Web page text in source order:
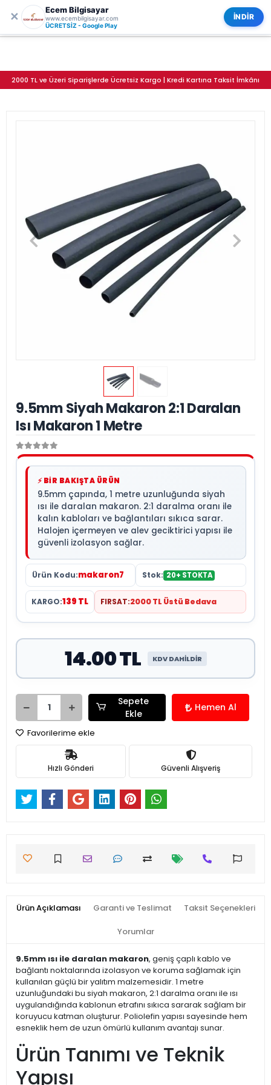
✕
Ecem Bilgisayar
www.ecembilgisayar.com
ÜCRETSİZ - Google Play
İNDİR
2000 TL ve Üzeri Siparişlerde Ücretsiz Kargo | Kredi Kartına Taksit İmkânı
0
9.5mm Siyah Makaron 2:1 Daralan
Isı Makaron 1 Metre
⚡ BİR BAKIŞTA ÜRÜN
9.5mm çapında, 1 metre uzunluğunda siyah
ısı ile daralan makaron. 2:1 daralma oranı ile
kalın kabloları ve bağlantıları sıkıca sarar.
Halojen içermeyen ve alev geciktirici yapısı ile
güvenli izolasyon sağlar.
Ürün Kodu:makaron7 Stok: 20+ STOKTA
KARGO:139 TL FIRSAT:2000 TL Üstü Bedava
14.00 TL KDV DAHİLDİR
Sepete
Ekle
Hemen Al
Favorilerime ekle
Hızlı Gönderi Güvenli Alışveriş
Ürün Açıklaması Garanti ve Teslimat Taksit Seçenekleri
Yorumlar
9.5mm ısı ile daralan makaron, geniş çaplı kablo ve
bağlantı noktalarında izolasyon ve koruma sağlamak için
kullanılan güçlü bir yalıtım malzemesidir. 1 metre
uzunluğundaki bu siyah makaron, 2:1 daralma oranı ile ısı
uygulandığında kablonun etrafını sıkıca sararak sağlam bir
koruyucu katman oluşturur. Poliolefin yapısı sayesinde hem
esneklik hem de uzun ömürlü kullanım avantajı sunar.
Ürün Tanımı ve Teknik
Yapısı
ECEM BİLGİSAYAR
Kategoriler